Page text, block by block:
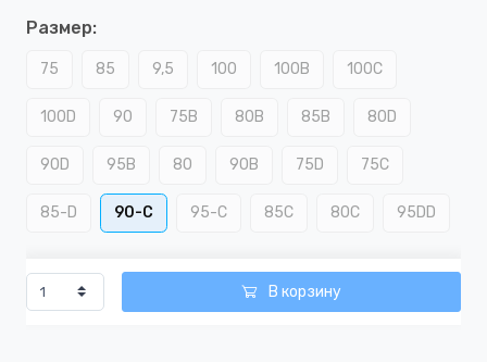
Размер:
75 85 9,5 100 100B 100C
100D 90 75B 80B 85B 80D
90D 95B 80 90B 75D 75C
85-D 90-C 95-C 85C 80C 95DD
В корзину